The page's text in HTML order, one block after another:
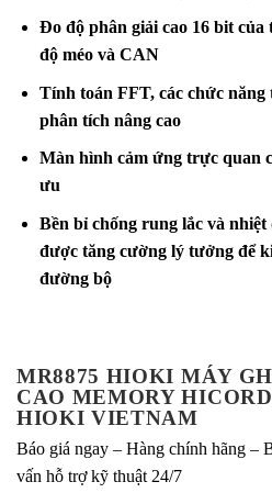
Đo độ phân giải cao 16 bit của
độ méo và CAN
Tính toán FFT, các chức năng
phân tích nâng cao
Màn hình cảm ứng trực quan
ưu
Bền bỉ chống rung lắc và
được tăng cường lý tưởng để
đường bộ
MR8875 HIOKI MÁY
CAO MEMORY
HIOKI VIETNAM
Báo giá ngay – Hàng chính hãng –
vấn hỗ trợ kỹ thuật 24/7